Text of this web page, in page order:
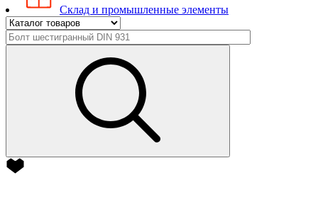
Склад и промышленные элементы